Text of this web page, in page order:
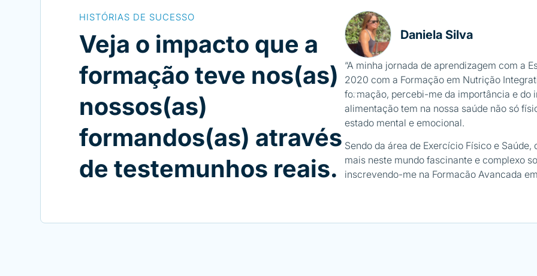
HISTÓRIAS DE SUCESSO
Veja o impacto que a
formação teve nos(as)
nossos(as)
formandos(as) através
de testemunhos reais.
Daniela Silva
“A minha jornada de aprendizagem com a
2020 com a Formação em Nutrição
formação, percebi-me da importância e do
alimentação tem na nossa saúde não só
estado mental e emocional.
Sendo da área de Exercício Físico e
mais neste mundo fascinante e complexo
inscrevendo-me na Formação Avançada